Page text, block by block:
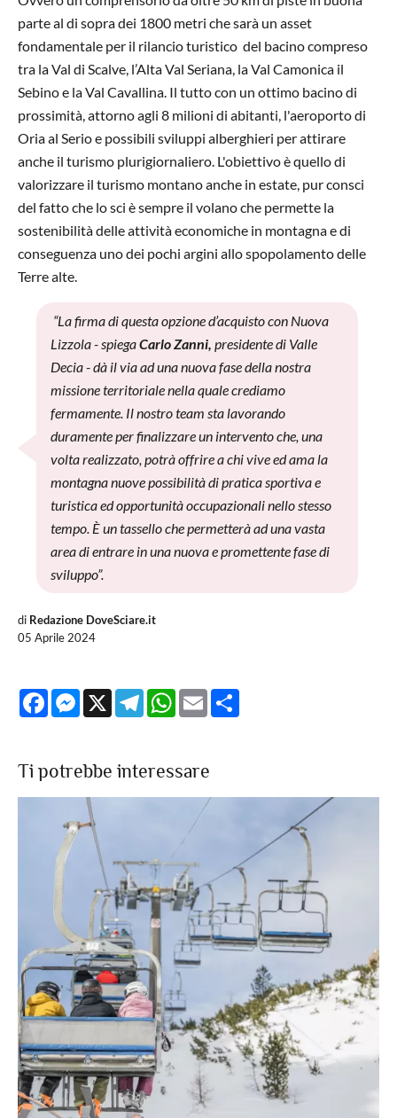
parte al di sopra dei 1800 metri che sarà un asset
fondamentale per il rilancio turistico del bacino compreso
tra la Val di Scalve, l’Alta Val Seriana, la Val Camonica il
Sebino e la Val Cavallina. Il tutto con un ottimo bacino di
prossimità, attorno agli 8 milioni di abitanti, l'aeroporto di
Oria al Serio e possibili sviluppi alberghieri per attirare
anche il turismo plurigiornaliero. L'obiettivo è quello di
valorizzare il turismo montano anche in estate, pur consci
del fatto che lo sci è sempre il volano che permette la
sostenibilità delle attività economiche in montagna e di
conseguenza uno dei pochi argini allo spopolamento delle
Terre alte.
“La firma di questa opzione d’acquisto con Nuova
Lizzola - spiegaCarlo Zanni, presidente di Valle
Decia - dà il via ad una nuova fase della nostra
missione territoriale nella quale crediamo
fermamente. Il nostro team sta lavorando
duramente per finalizzare un intervento che, una
volta realizzato, potrà offrire a chi vive ed ama la
montagna nuove possibilità di pratica sportiva e
turistica ed opportunità occupazionali nello stesso
tempo. È un tassello che permetterà ad una vasta
area di entrare in una nuova e promettente fase di
sviluppo”.
di Redazione DoveSciare.it
05 Aprile 2024
FacebookMessenger
X TelegramWhatsApp
Email
Ti potrebbe interessare